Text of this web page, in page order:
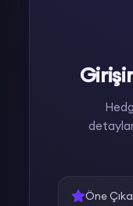
Öne